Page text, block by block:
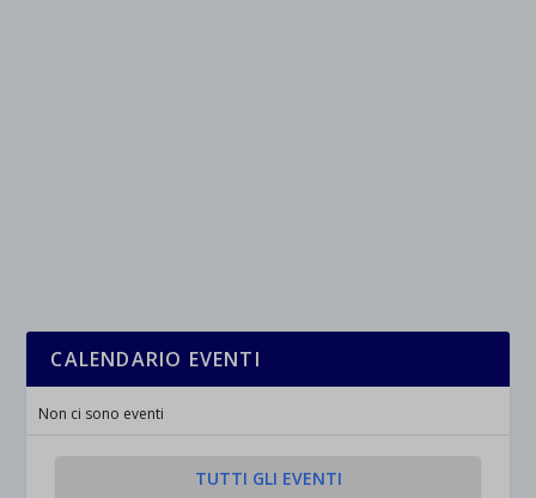
CALENDARIO EVENTI
Non ci sono eventi
TUTTI GLI EVENTI